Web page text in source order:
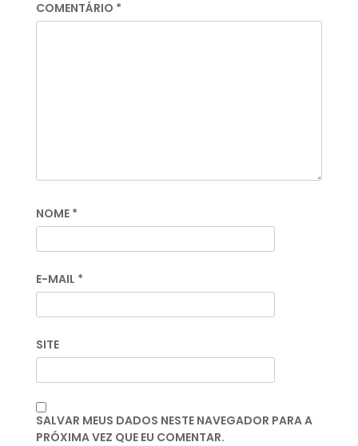
COMENTÁRIO *
NOME *
E-MAIL *
SITE
SALVAR MEUS DADOS NESTE NAVEGADOR PARA A
PRÓXIMA VEZ QUE EU COMENTAR.